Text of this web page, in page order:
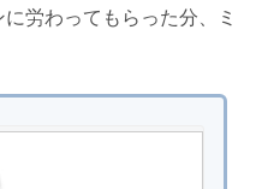
労わってもらった分、ミ